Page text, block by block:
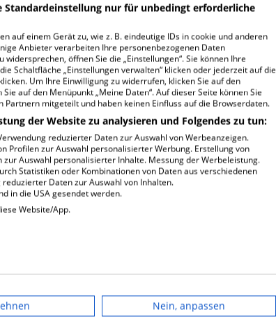
Standardeinstellung nur für unbedingt erforderliche
auf einem Gerät zu, wie z. B. eindeutige IDs in cookie und anderen
Anbieter verarbeiten Ihre personenbezogenen Daten
öffnen Sie die „Einstellungen“. Sie können Ihre
Schaltfläche „Einstellungen verwalten“ klicken oder jederzeit auf die
Um Ihre Einwilligung zu widerrufen, klicken Sie auf den
auf den Menüpunkt „Meine Daten“. Auf dieser Seite können Sie
mitgeteilt und haben keinen Einfluss auf die Browserdaten.
der Website zu analysieren und Folgendes zu tun:
reduzierter Daten zur Auswahl von Werbeanzeigen.
Profilen zur Auswahl personalisierter Werbung. Erstellung von
Auswahl personalisierter Inhalte. Messung der Werbeleistung.
Statistiken oder Kombinationen von Daten aus verschiedenen
Daten zur Auswahl von Inhalten.
in die USA gesendet werden.
Website/App.
Nein, anpassen